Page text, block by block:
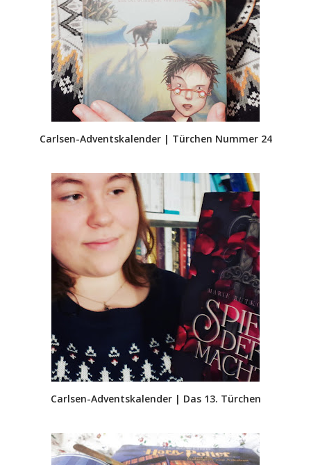
Carlsen-Adventskalender | Türchen Nummer 24
Carlsen-Adventskalender | Das 13. Türchen